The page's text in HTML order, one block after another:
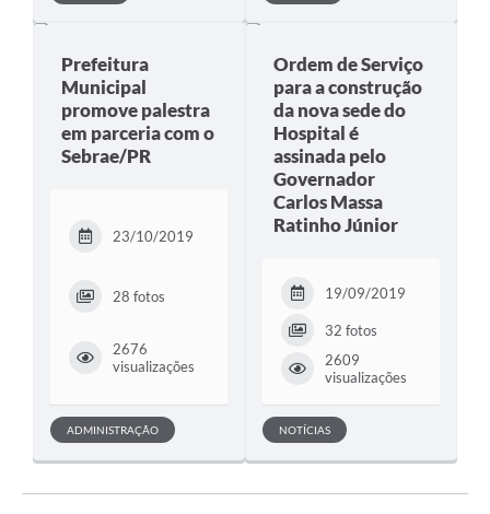
Prefeitura
Municipal
promove palestra
em parceria com o
Sebrae/PR
23/10/2019
28 fotos
2676
visualizações
ADMINISTRAÇÃO
Ordem de Serviço
para a construção
da nova sede do
Hospital é
assinada pelo
Governador
Carlos Massa
Ratinho Júnior
19/09/2019
32 fotos
2609
visualizações
NOTÍCIAS